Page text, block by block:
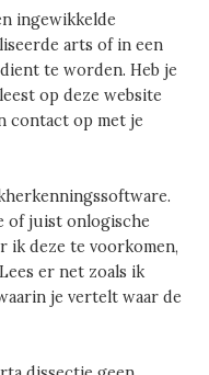
ingewikkelde
arts of in een
te worden. Heb je
op deze website
contact op met je
of juist onlogische
ik deze te voorkomen,
er net zoals ik
je vertelt waar de